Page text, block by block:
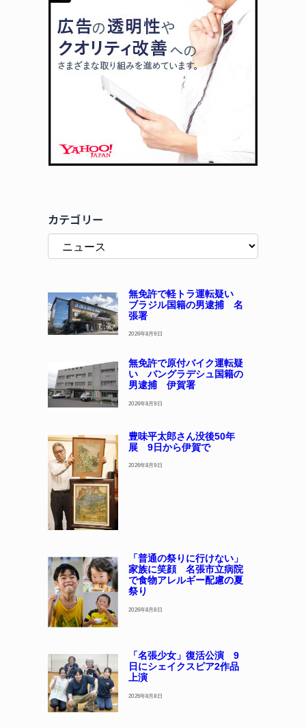
カテゴリー
無免許で軽トラ運転疑い
ブラジル国籍の男逮捕 名
張署
2026年8月9日
無免許で原付バイク運転疑
い バングラデシュ国籍の
男逮捕 伊賀署
2026年8月9日
豊味平太郎さん没後50年
展 9日から伊賀で
2026年8月9日
「普通の祭りに行けない」
家族に笑顔 名張市立病院
で食物アレルギー配慮の夏
祭り
2026年8月8日
「名張少女」復活公演 9
日にシェイクスピア2作品
上演
2026年8月8日